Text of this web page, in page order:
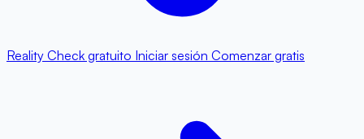
Reality Check gratuito Iniciar sesión Comenzar gratis